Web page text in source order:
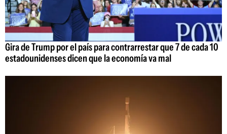
Gira de Trump por el país para contrarrestar que 7 de cada 10
estadounidenses dicen que la economía va mal